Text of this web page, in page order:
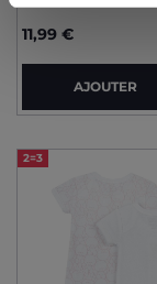
11,99 €
AJOUTER
2=3